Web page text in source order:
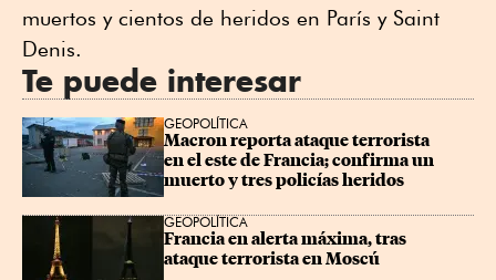
muertos y cientos de heridos en París y Saint
Denis.
Te puede interesar
GEOPOLÍTICA
Macron reporta ataque terrorista
en el este de Francia; confirma un
muerto y tres policías heridos
GEOPOLÍTICA
Francia en alerta máxima, tras
ataque terrorista en Moscú